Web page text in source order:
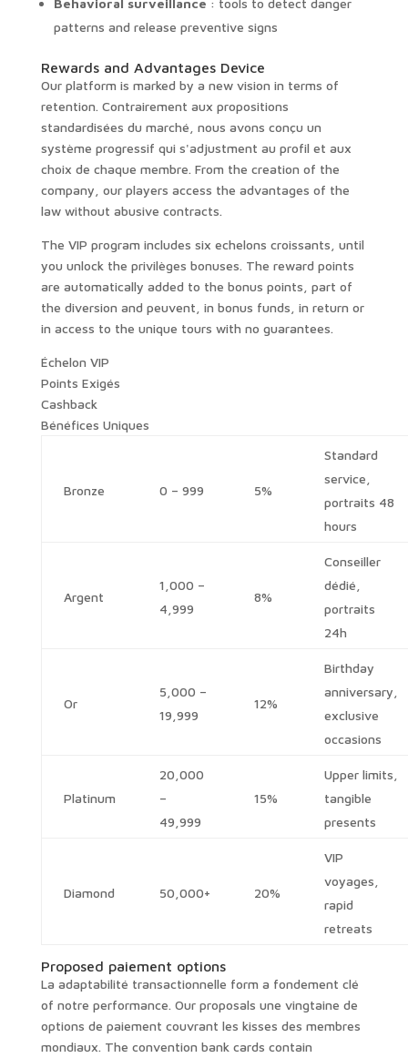
patterns and release preventive signs
Rewards and Advantages Device
Our platform is marked by a new vision in terms of
retention. Contrairement aux propositions
standardisées du marché, nous avons conçu un
système progressif qui s'adjustment au profil et aux
choix de chaque membre. From the creation of the
company, our players access the advantages of the
law without abusive contracts.
The VIP program includes six echelons croissants, until
you unlock the privilèges bonuses. The reward points
are automatically added to the bonus points, part of
the diversion and peuvent, in bonus funds, in return or
in access to the unique tours with no guarantees.
Échelon VIP
Points Exigés
Cashback
Bénéfices Uniques
Bronze 0 – 999 5%
Standard
service,
portraits 48
hours
Argent
1,000 –
4,999
8%
Conseiller
dédié,
portraits
24h
Or
5,000 –
19,999
12%
Birthday
anniversary,
exclusive
occasions
Platinum
20,000
–
49,999
15%
Upper limits,
tangible
presents
Diamond 50,000+ 20%
VIP
voyages,
rapid
retreats
Proposed paiement options
La adaptabilité transactionnelle form a fondement clé
of notre performance. Our proposals une vingtaine de
options de paiement couvrant les kisses des membres
mondiaux. The convention bank cards contain